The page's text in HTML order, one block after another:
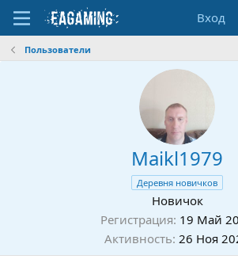
Вход
Пользователи
Maikl1979
Деревня новичков
Новичок
Регистрация 19 Май
Активность 26 Ноя